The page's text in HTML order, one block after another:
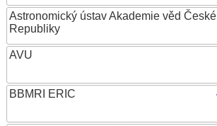
Astronomický ústav Akademie věd České
Republiky
AVU
BBMRI ERIC